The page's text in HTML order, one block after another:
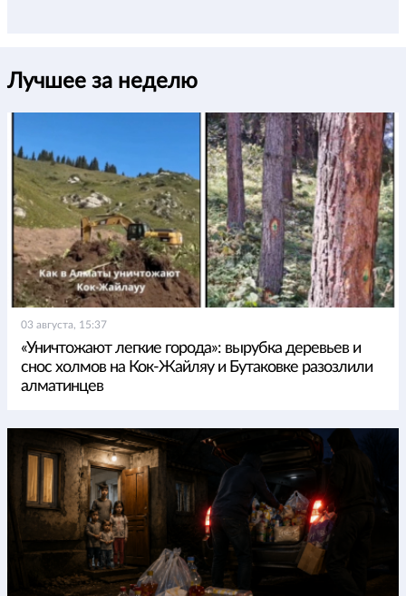
Лучшее за неделю
03 августа, 15:37
«Уничтожают легкие города»: вырубка деревьев и
снос холмов на Кок-Жайляу и Бутаковке разозлили
алматинцев